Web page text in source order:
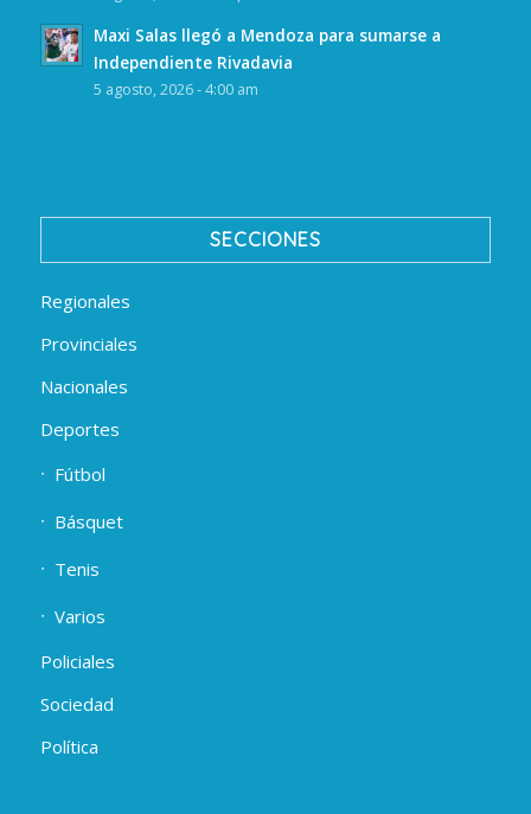
Maxi Salas llegó a Mendoza para sumarse a
Independiente Rivadavia
5 agosto, 2026 - 4:00 am
SECCIONES
Regionales
Provinciales
Nacionales
Deportes
Fútbol
Básquet
Tenis
Varios
Policiales
Sociedad
Política